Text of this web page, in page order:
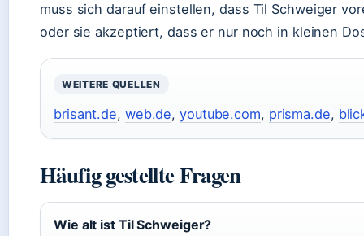
muss sich darauf einstellen, dass Til Schweiger
oder sie akzeptiert, dass er nur noch in kleinen
WEITERE QUELLEN
brisant.de, web.de,youtube.com, prisma.de,
Häufig gestellte Fragen
Wie alt ist Til Schweiger?